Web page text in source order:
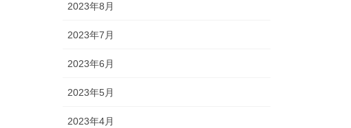
2023年8月
2023年7月
2023年6月
2023年5月
2023年4月